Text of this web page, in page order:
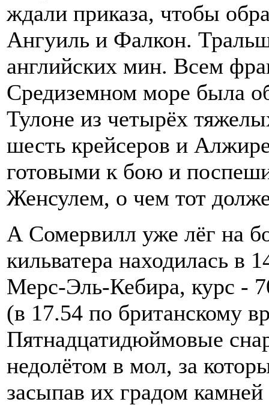
ждали приказа, чтобы
Ангуиль и Фалкон.
английских мин. Всем
Средиземном море была
Тулоне из четырёх
шесть крейсеров и
готовыми к бою и
Женсулем, о чем тот
А Сомервилл уже лёг на
кильватера находилась в
Мерс-Эль-Кебира, курс -
(в 17.54 по британскому
Пятнадцатидюймовые
недолётом в мол, за
засыпав их градом